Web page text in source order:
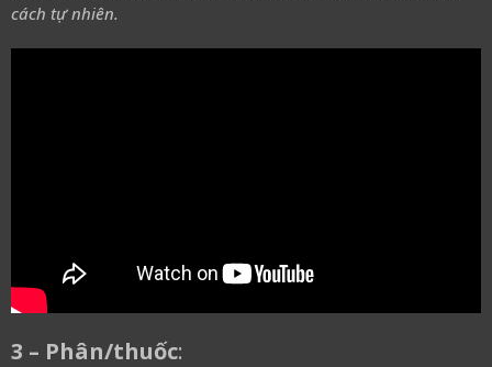
cách tự nhiên.
3 – Phân/thuốc: